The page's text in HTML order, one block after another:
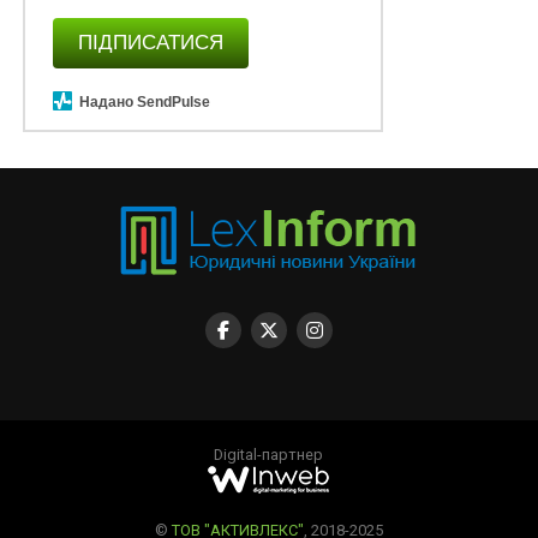
ПІДПИСАТИСЯ
Надано SendPulse
Digital-партнер
© ТОВ "АКТИВЛЕКС" , 2018-2025